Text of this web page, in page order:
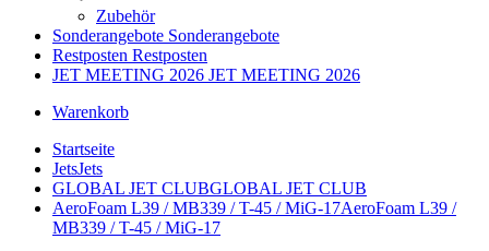
Zubehör
Sonderangebote Sonderangebote
Restposten Restposten
JET MEETING 2026 JET MEETING 2026
Warenkorb
Startseite
JetsJets
GLOBAL JET CLUBGLOBAL JET CLUB
AeroFoam L39 / MB339 / T-45 / MiG-17AeroFoam L39 /
MB339 / T-45 / MiG-17